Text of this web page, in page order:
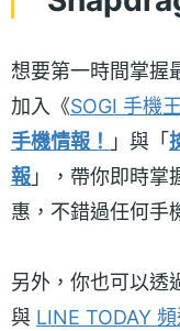
想要第一時間掌握
加入《SOGI 手機王
手機情報！ 」與「
報 」，帶你即時掌
惠，不錯過任何手
另外，你也可以透
與 LINE TODAY